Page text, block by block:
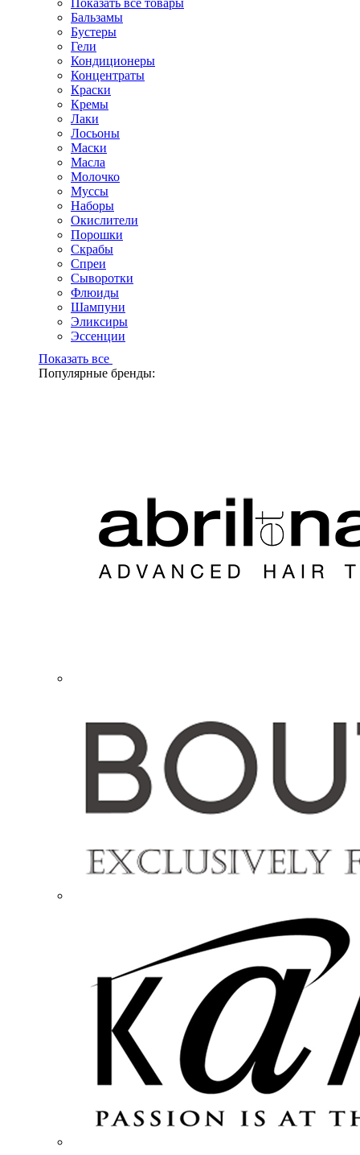
Показать все товары
Бальзамы
Бустеры
Гели
Кондиционеры
Концентраты
Краски
Кремы
Лаки
Лосьоны
Маски
Масла
Молочко
Муссы
Наборы
Окислители
Порошки
Скрабы
Спреи
Сыворотки
Флюиды
Шампуни
Эликсиры
Эссенции
Показать все
Популярные бренды: